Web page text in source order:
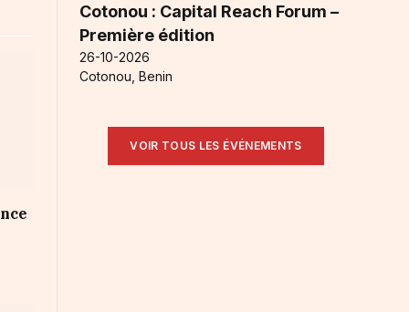
Cotonou : Capital Reach Forum –
Première édition
26-10-2026
Cotonou, Benin
VOIR TOUS LES ÉVÉNEMENTS